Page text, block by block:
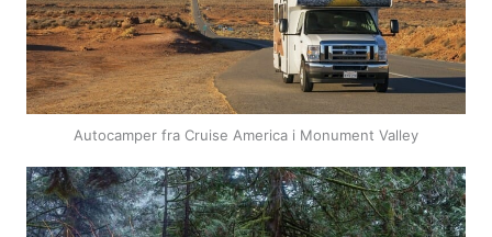
Autocamper fra Cruise America i Monument Valley